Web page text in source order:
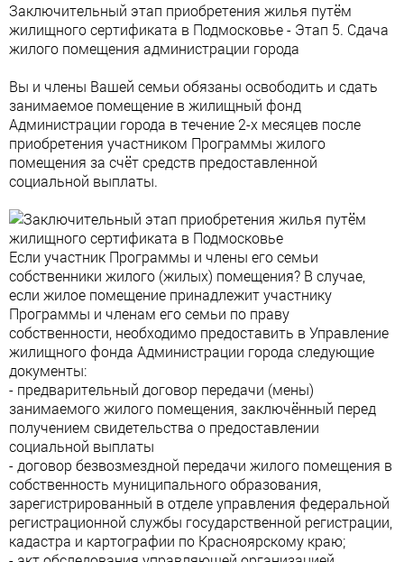
Заключительный этап приобретения жилья путём
жилищного сертификата в Подмосковье - Этап 5. Сдача
жилого помещения администрации города
Вы и члены Вашей семьи обязаны освободить и сдать
занимаемое помещение в жилищный фонд
Администрации города в течение 2-х месяцев после
приобретения участником Программы жилого
помещения за счёт средств предоставленной
социальной выплаты.
Если участник Программы и члены его семьи
собственники жилого (жилых) помещения? В случае,
если жилое помещение принадлежит участнику
Программы и членам его семьи по праву
собственности, необходимо предоставить в Управление
жилищного фонда Администрации города следующие
документы:
- предварительный договор передачи (мены)
занимаемого жилого помещения, заключённый перед
получением свидетельства о предоставлении
социальной выплаты
- договор безвозмездной передачи жилого помещения в
собственность муниципального образования,
зарегистрированный в отделе управления федеральной
регистрационной службы государственной регистрации,
кадастра и картографии по Красноярскому краю;